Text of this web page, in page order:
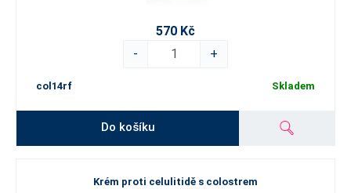
570 Kč
-
+
col14rf Skladem
Do košíku
Krém proti celulitidě s colostrem